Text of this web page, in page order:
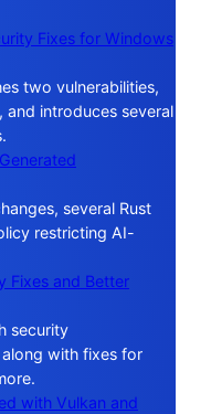
Fixes for Windows
two vulnerabilities,
and introduces several
several Rust
restricting AI-
Fixes and Better
security
with fixes for
with Vulkan and